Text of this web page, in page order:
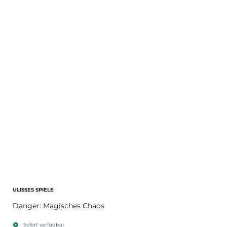
ULISSES SPIELE
Danger: Magisches Chaos
Sofort verfügbar